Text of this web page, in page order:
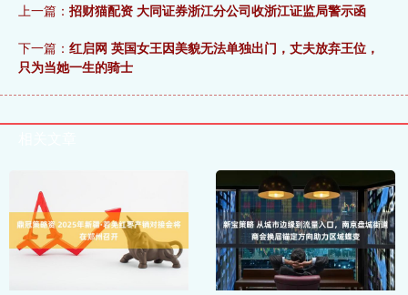
上一篇： 招财猫配资 大同证券浙江分公司收浙江证监局警示函
下一篇： 红启网 英国女王因美貌无法单独出门，丈夫放弃王位，
只为当她一生的骑士